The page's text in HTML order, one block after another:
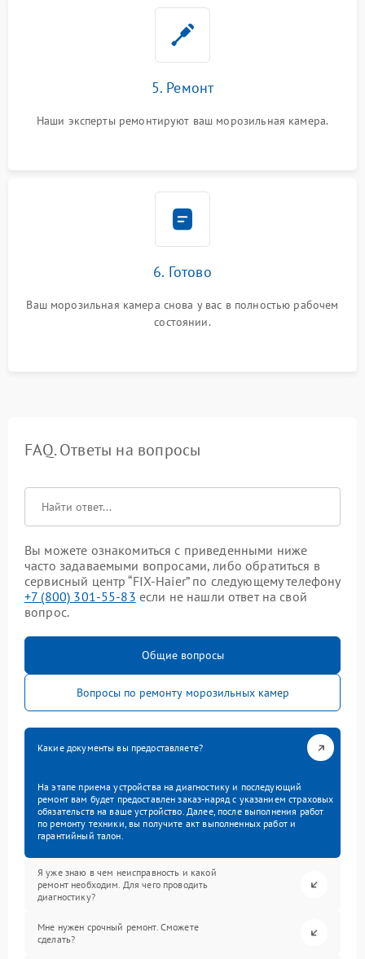
5. Ремонт
Наши эксперты ремонтируют ваш морозильная камера.
6. Готово
Ваш морозильная камера снова у вас в полностью рабочем
состоянии.
FAQ. Ответы на вопросы
Вы можете ознакомиться с приведенными ниже
часто задаваемыми вопросами, либо обратиться в
сервисный центр “FIX-Haier” по следующему телефону
+7 (800) 301-55-83 если не нашли ответ на свой
вопрос.
Общие вопросы
Вопросы по ремонту морозильных камер
Какие документы вы предоставляете?
На этапе приема устройства на диагностику и последующий
ремонт вам будет предоставлен заказ-наряд с указанием страховых
обязательств на ваше устройство. Далее, после выполнения работ
по ремонту техники, вы получите акт выполненных работ и
гарантийный талон.
Я уже знаю в чем неисправность и какой
ремонт необходим. Для чего проводить
диагностику?
Мне нужен срочный ремонт. Сможете
сделать?